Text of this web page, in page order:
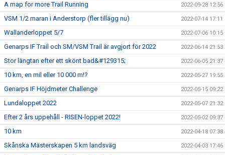
A map for more Trail Running 2022-09-28 12:56
VSM 1/2 maran i Anderstorp (fler tillägg nu) 2022-07-14 17:11
Wallanderloppet 5/7 2022-07-06 10:15
Genarps IF Trail och SM/VSM Trail är avgjort för 2022 2022-06-14 21:53
Stor längtan efter ett skönt bad&#129315; 2022-06-05 21:37
10 km, en mil eller 10 000 m!? 2022-05-27 19:55
Genarps IF Höjdmeter Challenge 2022-05-15 09:22
Lundaloppet 2022 2022-05-07 21:32
Efter 2 års uppehåll - RISEN-loppet 2022! 2022-05-02 09:37
10 km 2022-04-18 07:38
Skånska Mästerskapen 5 km landsväg 2022-04-03 17:46